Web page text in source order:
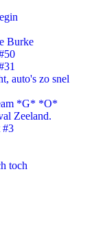
Burke
auto's zo snel
*G* *O*
Zeeland.
#3
toch